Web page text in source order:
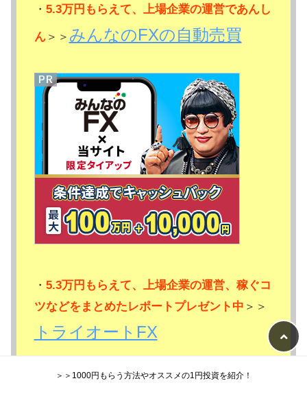
・ 5.3万円もらえて、上場企業の運営であんし
ん＞＞ みんなのFXの自動売買
・ 5.3万円もらえて、上場企業の運営、稼ぐコ
ツなどをまとめたレポートプレゼント中 ＞＞
トライオートFX
＞＞1000円もらう方法やオススメの1円投資を紹介！